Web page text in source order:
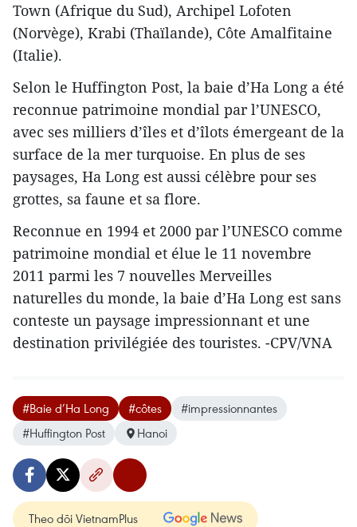
Town (Afrique du Sud), Archipel Lofoten
(Norvège), Krabi (Thaïlande), Côte Amalfitaine
(Italie).
Selon le Huffington Post, la baie d’Ha Long a été
reconnue patrimoine mondial par l’UNESCO,
avec ses milliers d’îles et d’îlots émergeant de la
surface de la mer turquoise. En plus de ses
paysages, Ha Long est aussi célèbre pour ses
grottes, sa faune et sa flore.
Reconnue en 1994 et 2000 par l’UNESCO comme
patrimoine mondial et élue le 11 novembre
2011 parmi les 7 nouvelles Merveilles
naturelles du monde, la baie d’Ha Long est sans
conteste un paysage impressionnant et une
destination privilégiée des touristes. -CPV/VNA
#Baie d’Ha Long #côtes
#impressionnantes
#Huffington Post
Hanoi
Theo dõi VietnamPlus